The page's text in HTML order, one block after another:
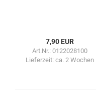
7,90 EUR
Art.Nr.: 0122028100
Lieferzeit: ca. 2 Wochen